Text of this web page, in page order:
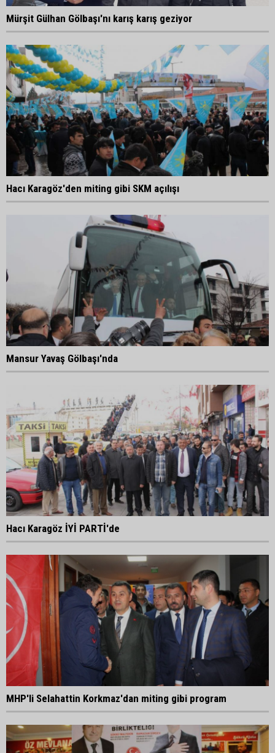
Mürşit Gülhan Gölbaşı'nı karış karış geziyor
Hacı Karagöz'den miting gibi SKM açılışı
Mansur Yavaş Gölbaşı'nda
Hacı Karagöz İYİ PARTİ'de
MHP'li Selahattin Korkmaz'dan miting gibi program